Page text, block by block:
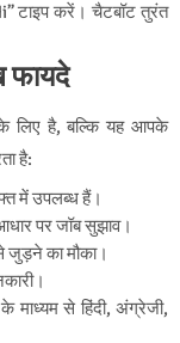
टाइप करें। चैटबॉट तुरंत
फायदे
लिए है, बल्कि यह आपके
है:
में उपलब्ध हैं।
पर जॉब सुझाव।
जुड़ने का मौका।
माध्यम से हिंदी, अंग्रेजी,